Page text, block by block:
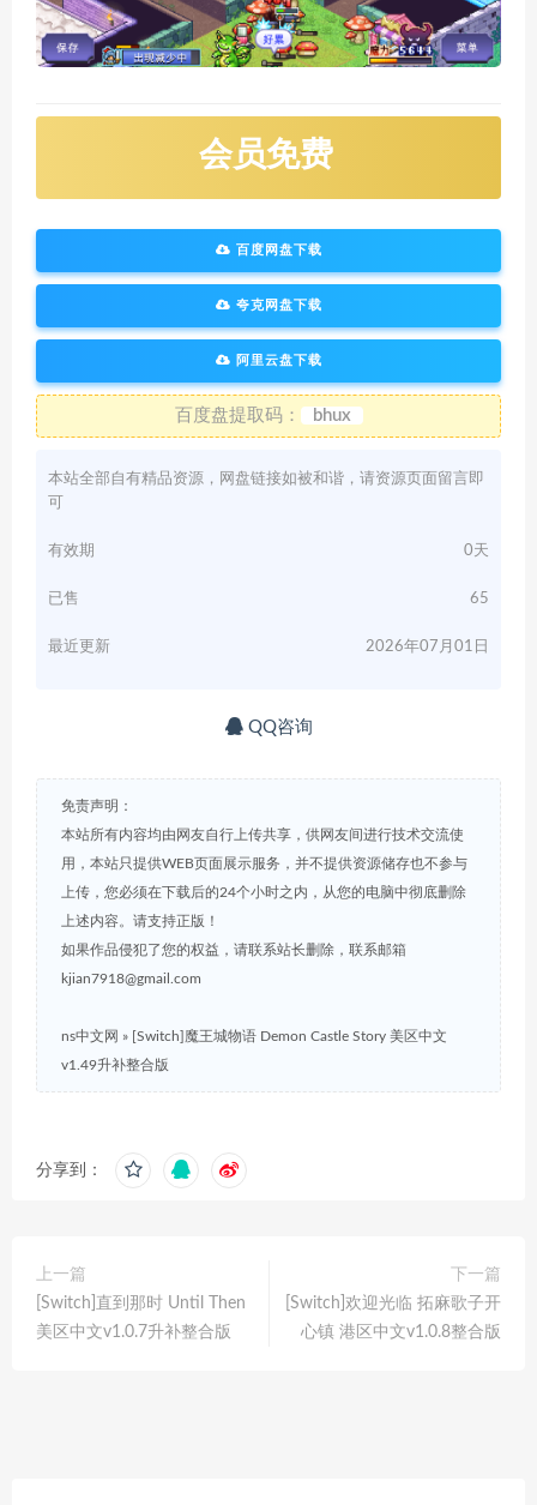
会员免费
百度网盘下载
夸克网盘下载
阿里云盘下载
百度盘提取码： bhux
本站全部自有精品资源，网盘链接如被和谐，请资源页面留言即
可
有效期 0天
已售 65
最近更新 2026年07月01日
QQ咨询
免责声明：
本站所有内容均由网友自行上传共享，供网友间进行技术交流使
用，本站只提供WEB页面展示服务，并不提供资源储存也不参与
上传，您必须在下载后的24个小时之内，从您的电脑中彻底删除
上述内容。请支持正版！
如果作品侵犯了您的权益，请联系站长删除，联系邮箱
kjian7918@gmail.com
ns中文网 » [Switch]魔王城物语 Demon Castle Story 美区中文
v1.49升补整合版
分享到：
上一篇
[Switch]直到那时 Until Then
美区中文v1.0.7升补整合版
下一篇
[Switch]欢迎光临 拓麻歌子开
心镇 港区中文v1.0.8整合版